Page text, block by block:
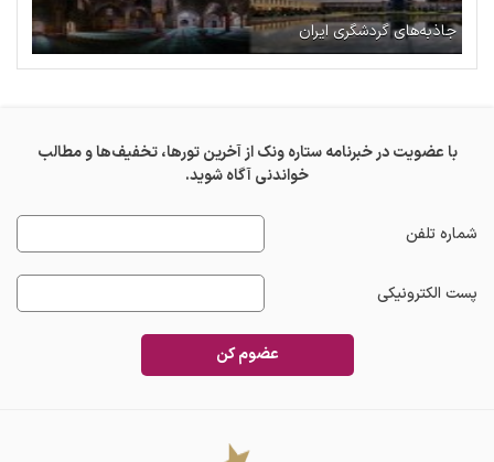
جاذبه‌های گردشگری ایران
با عضویت در خبرنامه ستاره ونک از آخرین تورها، تخفیف‌ها و مطالب
خواندنی آگاه شوید.
شماره تلفن
پست الکترونیکی
عضوم کن